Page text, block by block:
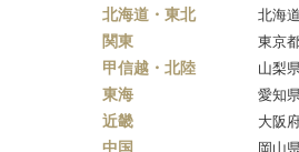
北海道・東北 北海道
関東 東京
甲信越・北陸 山梨県
東海 愛知県
近畿 大阪
中国 岡山県